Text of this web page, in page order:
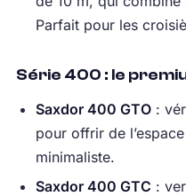
Parfait pour les
Série 400 : le
Saxdor 400 GTO:
pour offrir de
minimaliste.
Saxdor 400 GTC :